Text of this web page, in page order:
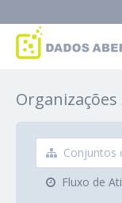
Grupos
Sobre
Organizações
Conjuntos
Fluxo de